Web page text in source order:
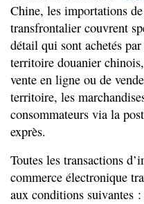
Chine, les importations
transfrontalier couvrent
détail qui sont achetés
territoire douanier
vente en ligne ou de
territoire, les
consommateurs via la
exprès.
Toutes les transactions
commerce électronique
aux conditions suivantes :